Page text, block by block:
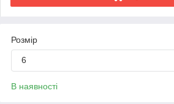
Розмір
6
В наявності